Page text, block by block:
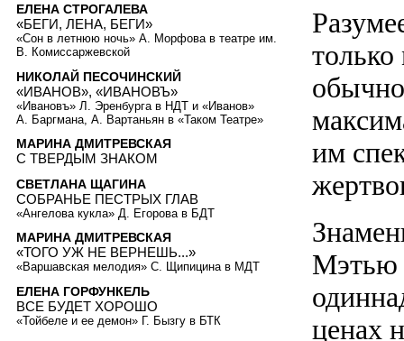
им
Мэтью
ценах
ЕЛЕНА СТРОГАЛЕВА
«БЕГИ, ЛЕНА, БЕГИ»
«Сон в летнюю ночь» А. Морфова в театре им.
В. Комиссаржевской
НИКОЛАЙ ПЕСОЧИНСКИЙ
«ИВАНОВ», «ИВАНОВЪ»
«Ивановъ» Л. Эренбурга в НДТ и «Иванов»
А. Баргмана, А. Вартаньян в «Таком Театре»
МАРИНА ДМИТРЕВСКАЯ
С ТВЕРДЫМ ЗНАКОМ
СВЕТЛАНА ЩАГИНА
СОБРАНЬЕ ПЕСТРЫХ ГЛАВ
«Ангелова кукла» Д. Егорова в БДТ
МАРИНА ДМИТРЕВСКАЯ
«ТОГО УЖ НЕ ВЕРНЕШЬ...»
«Варшавская мелодия» С. Щипицина в МДТ
ЕЛЕНА ГОРФУНКЕЛЬ
ВСЕ БУДЕТ ХОРОШО
«Тойбеле и ее демон» Г. Бызгу в БТК